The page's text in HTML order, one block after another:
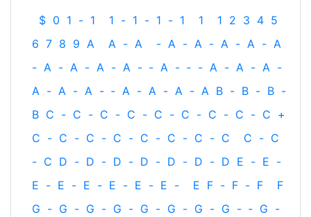
$ 0 1 - 1 1 - 1 - 1 - 1 1 1 2 3 4 5
6 7 8 9 A A - A - A - A - A - A - A
- A - A - A - A - ‐ A - ‐ - A - A - A -
A - A - A - ‐ A - A - A - A B - B - B -
B C - C - C - C - C - C - C - C - C +
C - C - C - C - C - C - C - C C - C
- C D - D - D - D - D - D - D E - E -
E - E - E - E - E - E - E F - F - F
F
G - G - G - G - G - G - G - G - ‐ G -